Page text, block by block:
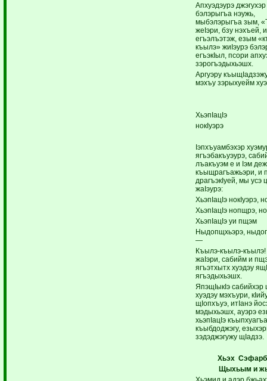
Апхуэдэурэ джэгухэр
бэлэрыгъа нэужь,
мыбэлэрыгъа зым,
жеIэри, бзу нэхъей,
егъэлъэтэж, езым
къылэ» жиIэурэ
егъэкIыл, псори
зэрогъэдыхьэшх.
Аргуэру
мэхъу зэрыхуейм
ХьэпIацIэ
нокIуэрэ
Iэпхъуамбэхэр
ягъэбакъуэурэ,
лъакъуэм е и Iэм деж
къыщрагъажьэри, и
драгъэкIуей, мы усэ
жаIэурэ:
ХьэпIацIэ нокIуэрэ,
ХьэпIацIэ нопщрэ,
ХьэпIацIэ уи пщэм
Ныдопщхьэрэ,
—
Къылэ-къылэ-
жаIэри, сабийм и
ягъэтхытх хуэдэу
ягъэдыхьэшх.
ЯпэщIыкIэ сабийхэр
хуэдэу мэхъури,
щIопхъуэ, итIанэ
мэдыхьэшх, ауэрэ
хьэпIацIэ
къыбдоджэгу,
зэдэджэгужу щIадзэ.
Хьэх
Щыхьым и